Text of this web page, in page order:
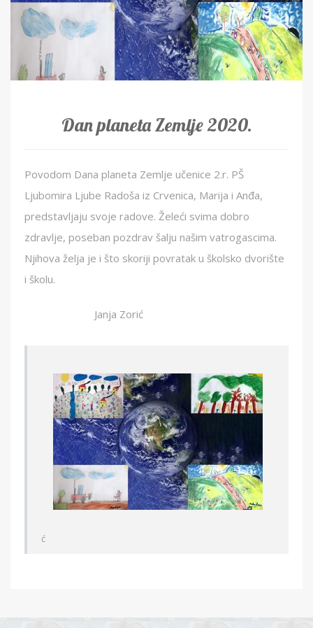
Dan planeta Zemlje 2020.
Povodom Dana planeta Zemlje učenice 2.r. PŠ
Ljubomira Ljube Radoša iz Crvenica, Marija i Anđa,
predstavljaju svoje radove. Želeći svima dobro
zdravlje, poseban pozdrav šalju našim vatrogascima.
Njihova želja je i što skoriji povratak u školsko dvorište
i školu.
Janja Zorić
ć